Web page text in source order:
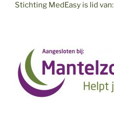
Stichting MedEasy is lid van: